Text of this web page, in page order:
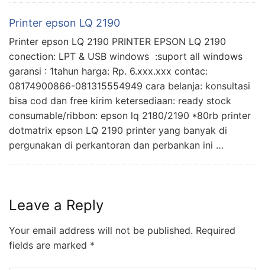
Printer epson LQ 2190
Printer epson LQ 2190 PRINTER EPSON LQ 2190
conection: LPT & USB windows :suport all windows
garansi : 1tahun harga: Rp. 6.xxx.xxx contac:
08174900866-081315554949 cara belanja: konsultasi
bisa cod dan free kirim ketersediaan: ready stock
consumable/ribbon: epson lq 2180/2190 *80rb printer
dotmatrix epson LQ 2190 printer yang banyak di
pergunakan di perkantoran dan perbankan ini …
Leave a Reply
Your email address will not be published. Required
fields are marked *